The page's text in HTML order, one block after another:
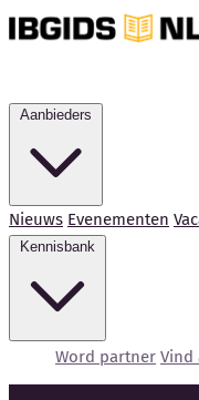
Nieuws Evenementen
Word partner Vind